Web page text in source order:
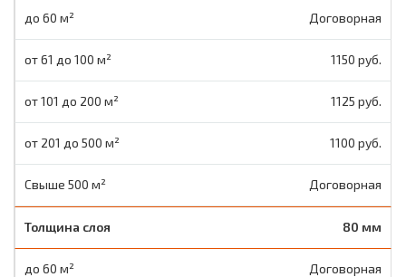
Договорная
1150 руб.
1125 руб.
1100 руб.
Договорная
80 мм
Договорная